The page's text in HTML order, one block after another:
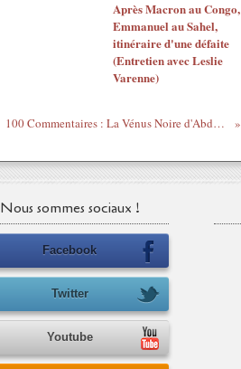
Après Macron au Congo,
Emmanuel au Sahel,
itinéraire d'une défaite
(Entretien avec Leslie
Varenne)
100 Commentaires : La Vénus Noire d'Abdellatif Kechiche bientôt en salles
Nous sommes sociaux !
Facebook
Twitter
Youtube